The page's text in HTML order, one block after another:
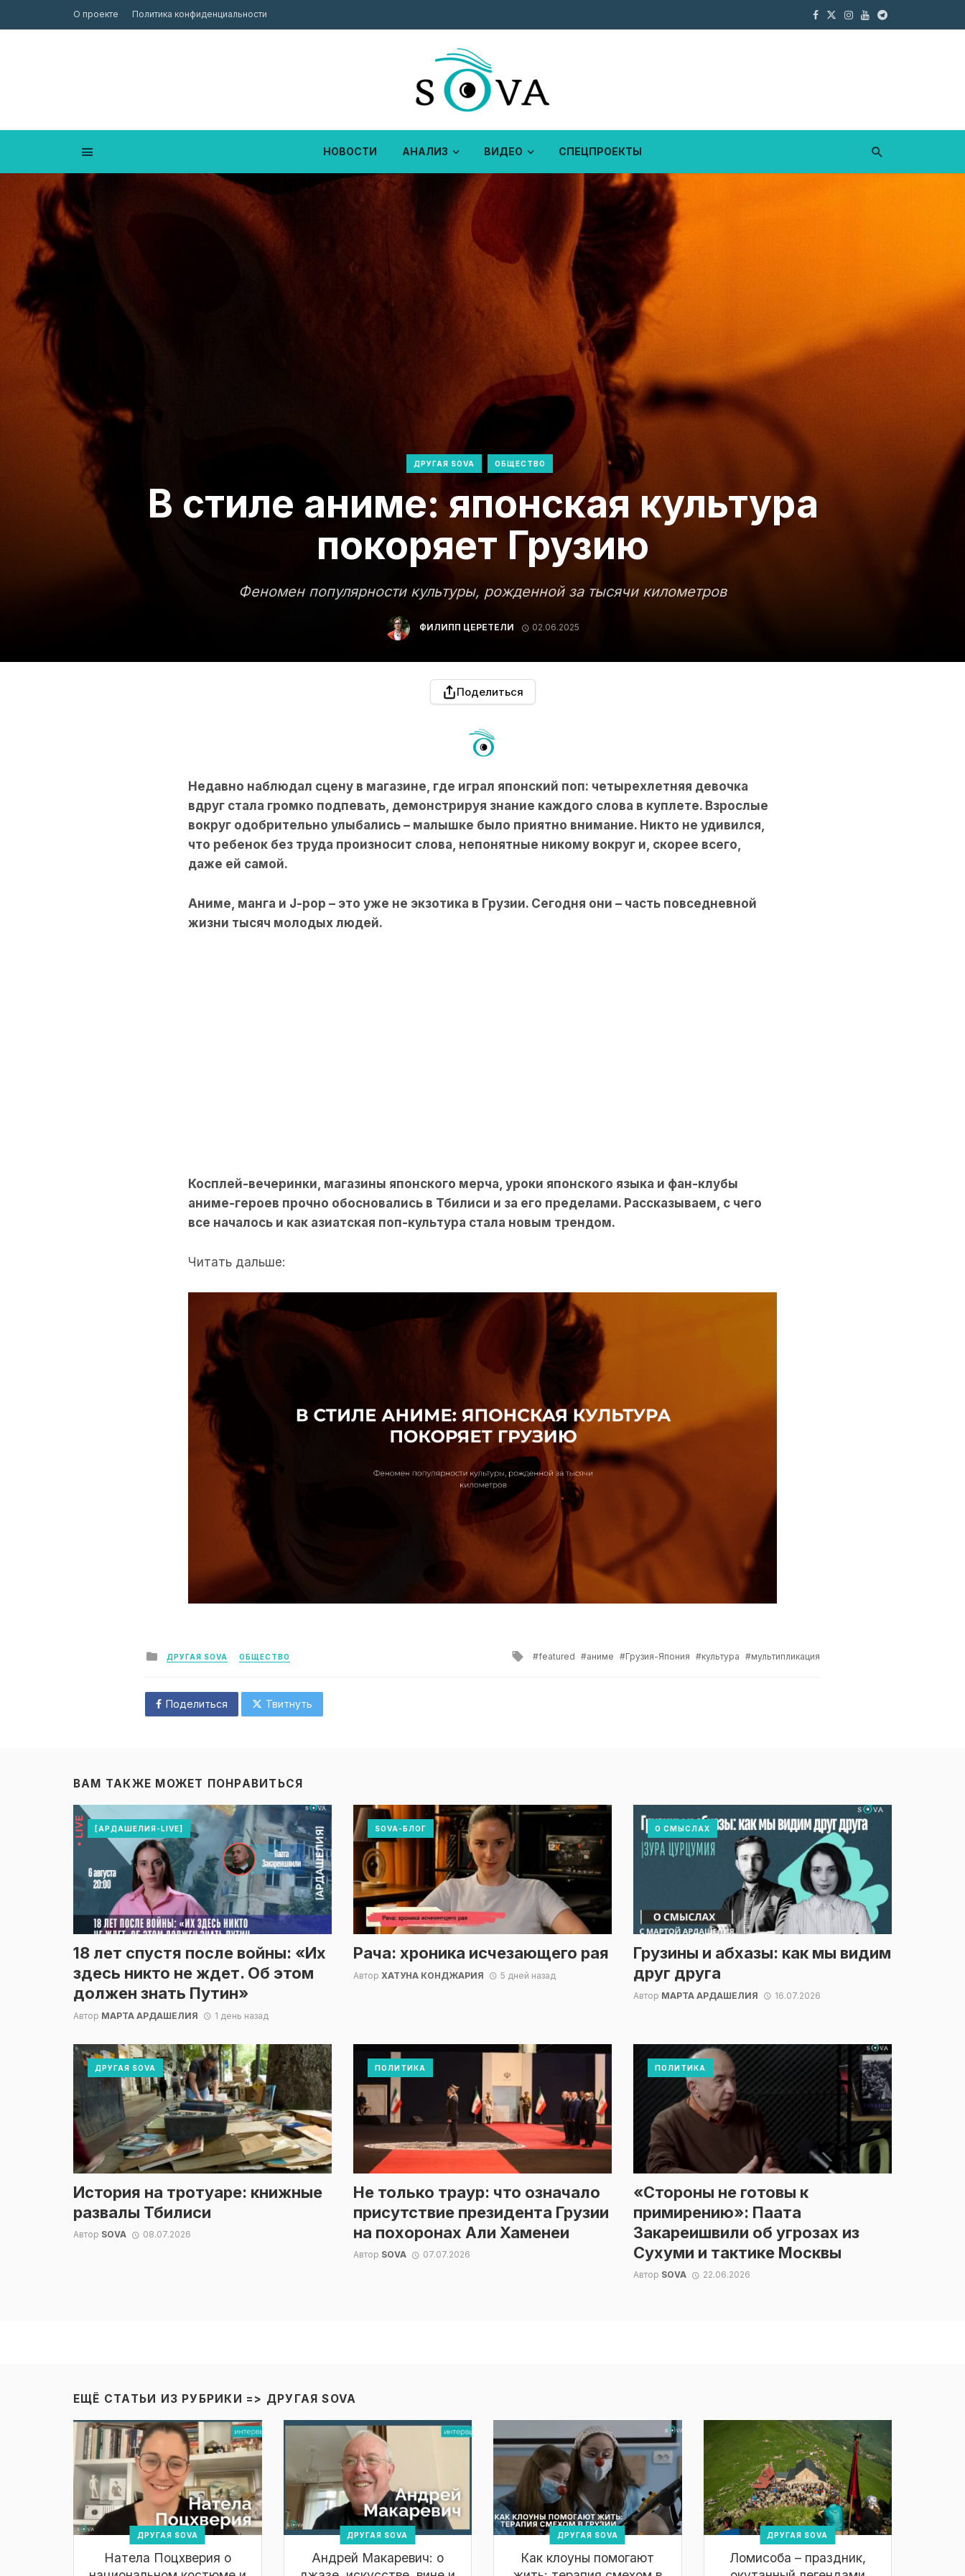
О проекте Политика конфиденциальности
НОВОСТИ АНАЛИЗ ВИДЕО СПЕЦПРОЕКТЫ
ДРУГАЯ SOVA ОБЩЕСТВО
В стиле аниме: японская культура
покоряет Грузию
Феномен популярности культуры, рожденной за тысячи километров
ФИЛИПП ЦЕРЕТЕЛИ 02.06.2025
Поделиться
Недавно наблюдал сцену в магазине, где играл японский поп: четырехлетняя девочка
вдруг стала громко подпевать, демонстрируя знание каждого слова в куплете. Взрослые
вокруг одобрительно улыбались – малышке было приятно внимание. Никто не удивился,
что ребенок без труда произносит слова, непонятные никому вокруг и, скорее всего,
даже ей самой.
Аниме, манга и J-pop – это уже не экзотика в Грузии. Сегодня они – часть повседневной
жизни тысяч молодых людей.
Косплей-вечеринки, магазины японского мерча, уроки японского языка и фан-клубы
аниме-героев прочно обосновались в Тбилиси и за его пределами. Рассказываем, с чего
все началось и как азиатская поп-культура стала новым трендом.
Читать дальше:
Posted
in
ДРУГАЯ SOVA ОБЩЕСТВО
Tagged
featured аниме Грузия-Япония культура мультипликация
Поделиться Твитнуть
ВАМ ТАКЖЕ МОЖЕТ ПОНРАВИТЬСЯ
18 лет спустя после войны: «Их
здесь никто не ждет. Об этом
должен знать Путин»
Автор МАРТА АРДАШЕЛИЯ 1 день назад
[АРДАШЕЛИЯ-LIVE]
Рача: хроника исчезающего рая
Автор ХАТУНА КОНДЖАРИЯ 5 дней назад
SOVA-БЛОГ
Грузины и абхазы: как мы видим
друг друга
Автор МАРТА АРДАШЕЛИЯ 16.07.2026
О СМЫСЛАХ
История на тротуаре: книжные
развалы Тбилиси
Автор SOVA 08.07.2026
ДРУГАЯ SOVA
Не только траур: что означало
присутствие президента Грузии
на похоронах Али Хаменеи
Автор SOVA 07.07.2026
ПОЛИТИКА
«Стороны не готовы к
примирению»: Паата
Закареишвили об угрозах из
Сухуми и тактике Москвы
Автор SOVA 22.06.2026
ПОЛИТИКА
ЕЩЁ СТАТЬИ ИЗ РУБРИКИ => ДРУГАЯ SOVA
ДРУГАЯ SOVA
Натела Поцхверия о
ДРУГАЯ SOVA
Андрей Макаревич: о
ДРУГАЯ SOVA
Как клоуны помогают
ДРУГАЯ SOVA
Ломисоба – праздник,